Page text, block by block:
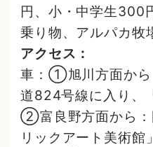
円、小・中学生
乗り物、アルパカ牧
アクセス：
車：①旭川方面から
道824号線に入り、
②富良野方面から：
リックアート美術館